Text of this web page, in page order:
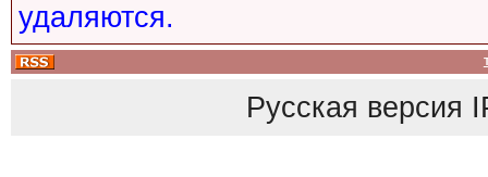
удаляются.
Русская версия